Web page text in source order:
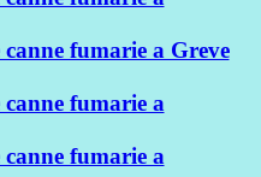
fumarie a Greve
canne fumarie a
canne fumarie a